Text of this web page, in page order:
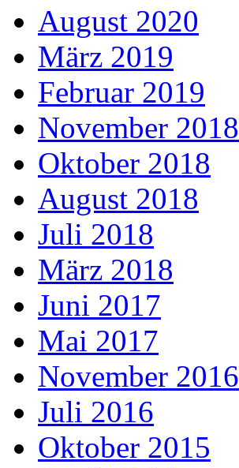
August 2020
März 2019
Februar 2019
November 2018
Oktober 2018
August 2018
Juli 2018
März 2018
Juni 2017
Mai 2017
November 2016
Juli 2016
Oktober 2015